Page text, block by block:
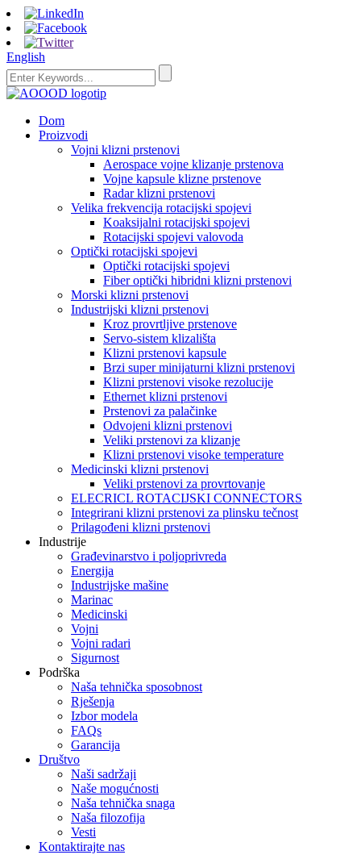
English
Dom
Proizvodi
Vojni klizni prstenovi
Aerospace vojne klizanje prstenova
Vojne kapsule klizne prstenove
Radar klizni prstenovi
Velika frekvencija rotacijski spojevi
Koaksijalni rotacijski spojevi
Rotacijski spojevi valovoda
Optički rotacijski spojevi
Optički rotacijski spojevi
Fiber optički hibridni klizni prstenovi
Morski klizni prstenovi
Industrijski klizni prstenovi
Kroz provrtljive prstenove
Servo-sistem klizališta
Klizni prstenovi kapsule
Brzi super minijaturni klizni prstenovi
Klizni prstenovi visoke rezolucije
Ethernet klizni prstenovi
Prstenovi za palačinke
Odvojeni klizni prstenovi
Veliki prstenovi za klizanje
Klizni prstenovi visoke temperature
Medicinski klizni prstenovi
Veliki prstenovi za provrtovanje
ELECRICL ROTACIJSKI CONNECTORS
Integrirani klizni prstenovi za plinsku tečnost
Prilagođeni klizni prstenovi
Industrije
Građevinarstvo i poljoprivreda
Energija
Industrijske mašine
Marinac
Medicinski
Vojni
Vojni radari
Sigurnost
Podrška
Naša tehnička sposobnost
Rješenja
Izbor modela
FAQs
Garancija
Društvo
Naši sadržaji
Naše mogućnosti
Naša tehnička snaga
Naša filozofija
Vesti
Kontaktirajte nas